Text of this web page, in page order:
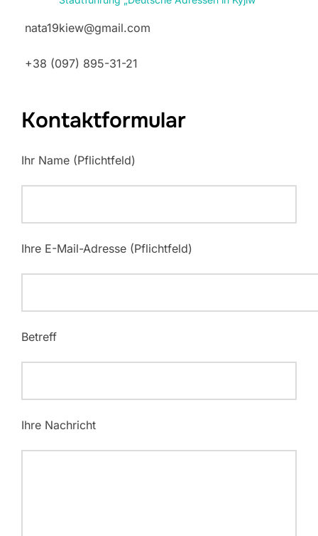
nata19kiew@gmail.com
+38 (097) 895-31-21
Kontaktformular
Ihr Name (Pflichtfeld)
Ihre E-Mail-Adresse (Pflichtfeld)
Betreff
Ihre Nachricht